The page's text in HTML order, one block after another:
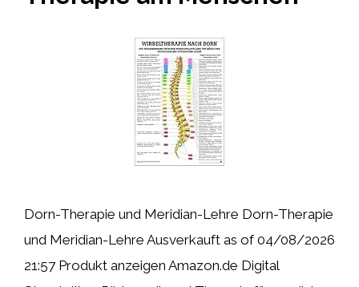
Dorn-Therapie und Meridian-Lehre Dorn-Therapie
und Meridian-Lehre Ausverkauft as of 04/08/2026
21:57 Produkt anzeigen Amazon.de Digital